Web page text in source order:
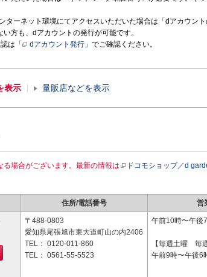
ターネット環境にてアクセスいただいた場合は「dアカウン
方も、dアカウントの発行が可能です。
は「
dアカウント発行 」でご確認ください。
表示 量販店などを表示
る場合がございます。最新の情報は ドコモショップ／d
住所/電話番号 営
〒488-0803
愛知県尾張旭市東大道町山の内2406
TEL： 0120-011-860
TEL： 0561-55-5523
午前10時〜午後
【毎週土曜 毎
午前9時〜午後6